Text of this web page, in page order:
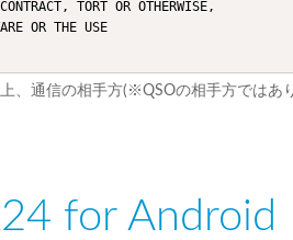
TORT OR OTHERWISE,
OR THE USE
、通信の相手方(※QSOの相手方ではあ
for Android